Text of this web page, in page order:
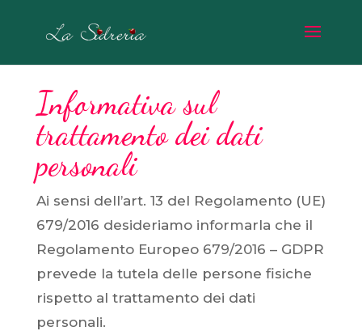
Informativa sul
trattamento dei dati
personali
Ai sensi dell’art. 13 del Regolamento (UE)
679/2016 desideriamo informarla che il
Regolamento Europeo 679/2016 – GDPR
prevede la tutela delle persone fisiche
rispetto al trattamento dei dati
personali.